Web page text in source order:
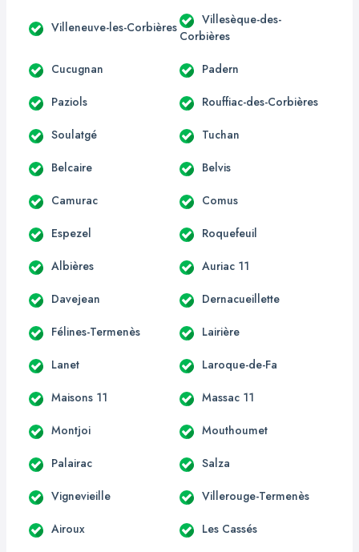
Villeneuve-les-Corbières
Villesèque-des-
Corbières
Cucugnan Padern
Paziols Rouffiac-des-Corbières
Soulatgé Tuchan
Belcaire Belvis
Camurac Comus
Espezel Roquefeuil
Albières Auriac 11
Davejean Dernacueillette
Félines-Termenès Lairière
Lanet Laroque-de-Fa
Maisons 11 Massac 11
Montjoi Mouthoumet
Palairac Salza
Vignevieille Villerouge-Termenès
Airoux Les Cassés